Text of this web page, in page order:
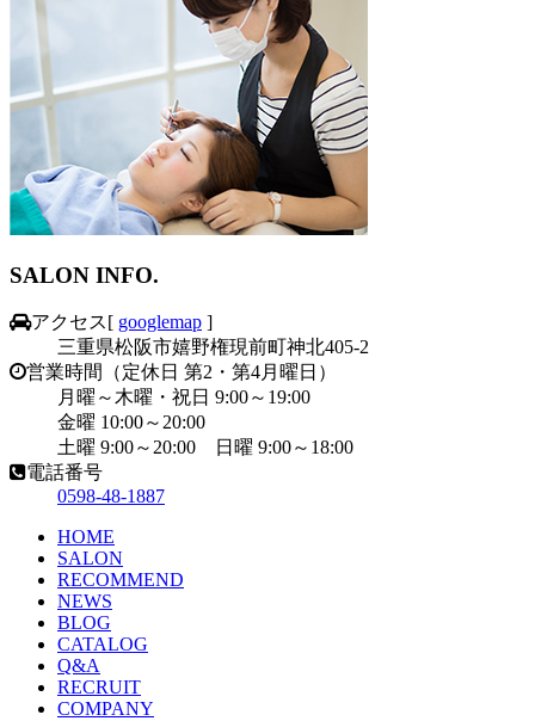
SALON INFO.
アクセス[ googlemap ]
三重県松阪市嬉野権現前町神北405-2
営業時間（定休日 第2・第4月曜日）
月曜～木曜・祝日 9:00～19:00
金曜 10:00～20:00
土曜 9:00～20:00 日曜 9:00～18:00
電話番号
0598-48-1887
HOME
SALON
RECOMMEND
NEWS
BLOG
CATALOG
Q&A
RECRUIT
COMPANY